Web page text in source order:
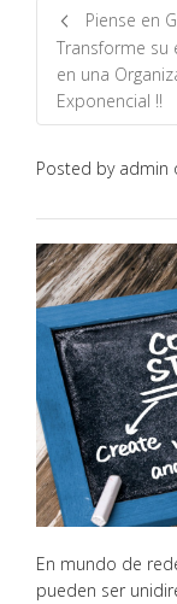
Piense en
Transforme su
en una
Exponencial !!
Posted by admin
En mundo de
pueden ser